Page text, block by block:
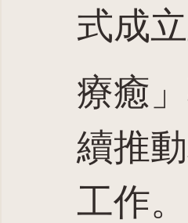
式成
療癒
續推
工作